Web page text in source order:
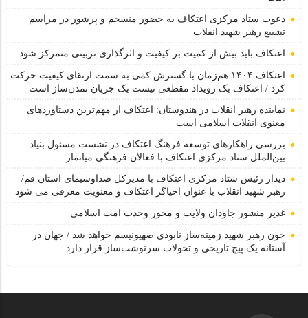
دعوت ستاد مرکزی اعتکاف به حضور منسجم و پرشور در مراسم
تشییع رهبر شهید انقلاب
اعتکاف باید بیش از کمیت بر کیفیت و اثرگذاری تربیتی متمرکز شود
اعتکاف ۱۴۰۴ هم‌زمان با گسترش کمی به سمت ارتقای کیفیت حرکت
کرد / اعتکاف یک رویداد مقطعی نیست یک جریان تمدن‌ساز است
نماینده رهبر انقلاب در هندوستان: اعتکاف از مهم‌ترین دستاوردهای
معنوی انقلاب اسلامی است
بررسی راهکارهای توسعه فرهنگ اعتکاف در نشست مسئول بنیاد
بین‌الملل ستاد مرکزی اعتکاف با فعالان فرهنگی میانمار
دیدار رئیس ستاد مرکزی اعتکاف با مدیرکل صداوسیمای استان قم/
رهبر شهید انقلاب با عنوان احیاگر اعتکاف و معنویت معرفی می شود
غدیر منشور جاودان ولایت و محور وحدت امت اسلامی
خون رهبر شهید زمینه‌ساز نابودی صهیونیسم خواهد شد / جهان در
آستانه یک پیچ تاریخی و تحولات سرنوشت‌ساز قرار دارد